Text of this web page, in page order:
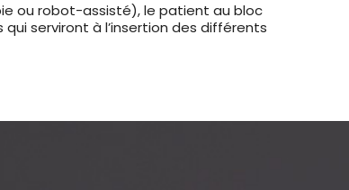
ou robot-assisté), le patient au bloc
serviront à l’insertion des différents